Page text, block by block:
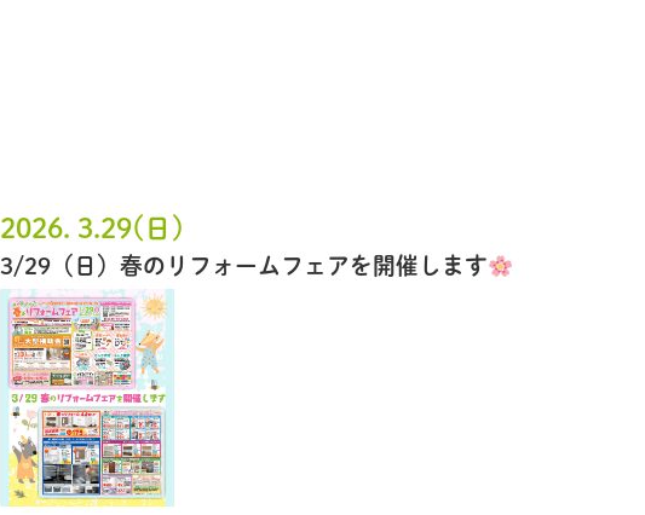
2026. 3.29(日)
3/29（日）春のリフォームフェアを開催します